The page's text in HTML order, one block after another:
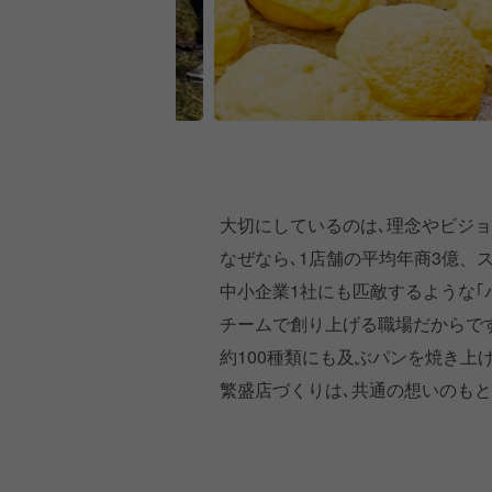
大切にしているのは､理念やビジ
なぜなら､1店舗の平均年商3億、
中小企業1社にも匹敵するような
チームで創り上げる職場だからで
約100種類にも及ぶパンを焼き上
繁盛店づくりは､共通の想いのも